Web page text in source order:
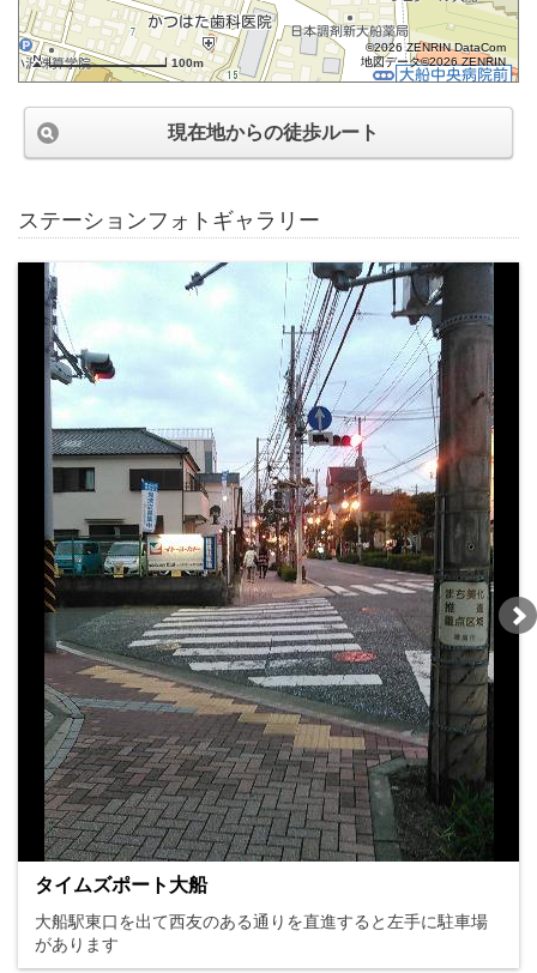
100m
©2026 ZENRIN DataCom
地図データ©2026 ZENRIN
現在地からの徒歩ルート
ステーションフォトギャラリー
タイムズポート大船
大船駅東口を出て西友のある通りを直進すると左手に駐車場
があります